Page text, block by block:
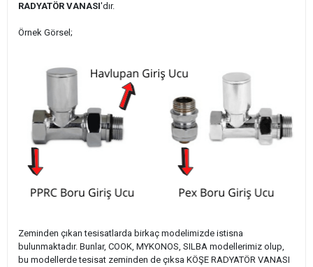
RADYATÖR VANASI'dır.
Örnek Görsel;
Zeminden çıkan tesisatlarda birkaç modelimizde istisna
bulunmaktadır. Bunlar, COOK, MYKONOS, SILBA modellerimiz olup,
bu modellerde tesisat zeminden de çıksa KÖŞE RADYATÖR VANASI